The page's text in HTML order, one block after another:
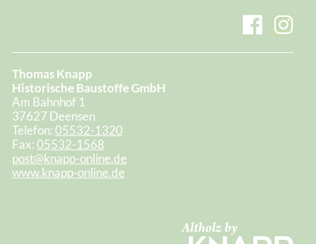
Thomas Knapp
Historische Baustoffe GmbH
Am Bahnhof 1
37627 Deensen
Telefon:05532-1320
Fax:05532-1568
post@knapp-online.de
www.knapp-online.de